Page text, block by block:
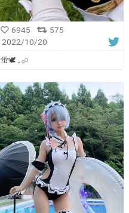
6945
575
2022/10/20
蛍🕊 𓈒 𓂂𓏸